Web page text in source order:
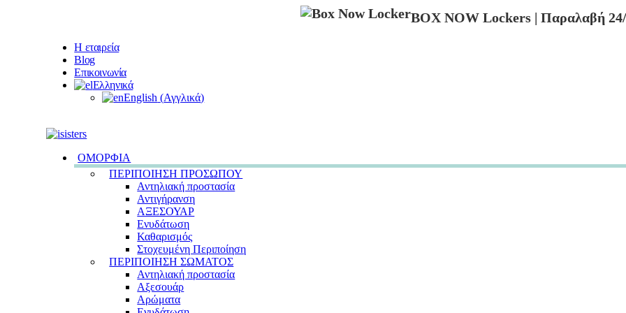
BOX NOW Lockers | Παραλαβή
Η εταιρεία
Blog
Επικοινωνία
Ελληνικά
English (Αγγλικά)
ΟΜΟΡΦΙΑ
ΠΕΡΙΠΟΙΗΣΗ ΠΡΟΣΩΠΟΥ
Αντηλιακή προστασία
Αντιγήρανση
ΑΞΕΣΟΥΑΡ
Ενυδάτωση
Καθαρισμός
Στοχευμένη Περιποίηση
ΠΕΡΙΠΟΙΗΣΗ ΣΩΜΑΤΟΣ
Αντηλιακή προστασία
Αξεσουάρ
Αρώματα